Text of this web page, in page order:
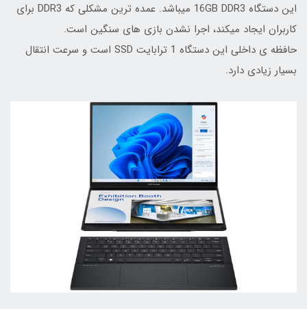
این دستگاه 16GB DDR3 میباشد. عمده ترین مشکلی که DDR3 برای
کاربران ایجاد میکند، اجرا نشدن بازی های سنگین است.
حافظه ی داخلی این دستگاه 1 ترابایت SSD است و سرعت انتقال
بسیار زیادی دارد.